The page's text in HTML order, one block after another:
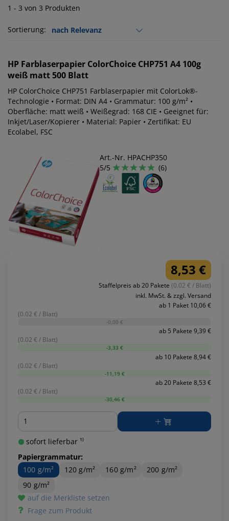
1 - 3 von 3 Produkten
Sortierung:
HP Farblaserpapier ColorChoice CHP751 A4 100g
weiß matt 500 Blatt
HP ColorChoice CHP751 Farblaserpapier mit ColorLok®-
Technologie • Format: DIN A4 • Grammatur: 100 g/m² •
Oberfläche: matt weiß • Weißegrad: 168 CIE • Geeignet für:
Inkjet/Laser/Kopierer • Material: Papier • Zertifikat: EU
Ecolabel, FSC
Art.-Nr. HPACHP350
5/5
(6)
8,53 €
Staffelpreis ab 20 Pakete (0.02 € / Blatt)
inkl. MwSt. & zzgl. Versand
ab 1 Paket 10,06 €
(0.02 € / Blatt)
-0,00 €
ab 5 Pakete 9,39 €
(0.02 € / Blatt)
-3,33 €
ab 10 Pakete 8,94 €
(0.02 € / Blatt)
-11,19 €
ab 20 Pakete 8,53 €
(0.02 € / Blatt)
-30,46 €
Menge
sofort lieferbar ¹⁾
Papiergrammatur:
100 g/m²
120 g/m² 160 g/m²
200 g/m²
90 g/m²
auf die Merkliste setzen
Frage zum Produkt